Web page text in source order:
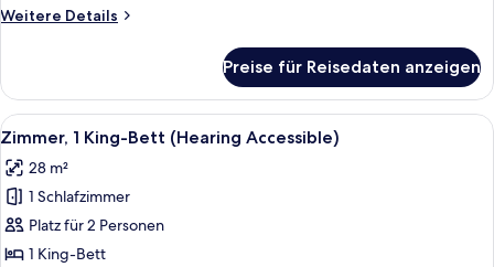
Tub)
Weitere Details
Weitere
1 King-
Bett
(Mobility
Tub)
Preise für Reisedaten anzeigen
Alle
Fotos
für
Zimmer,
1 King-
Bett
Ein Hotelzimmer mit Bett,
5
Zimmer, 1 King-Bett (Hearing Accessible)
28 m²
1 Schlafzimmer
Platz für 2 Personen
1 King-Bett